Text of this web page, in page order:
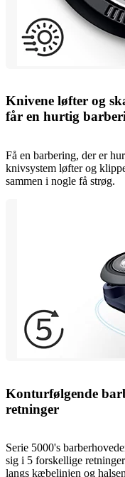
Knivene løfter og
får en hurtig
Få en barbering, der er
knivsystem løfter og
sammen i nogle få strøg.
Konturfølgende
retninger
Serie 5000's
sig i 5 forskellige
langs kæbelinjen og